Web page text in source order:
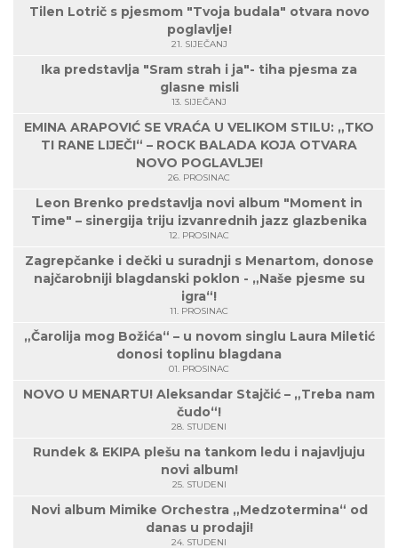
Tilen Lotrič s pjesmom "Tvoja budala" otvara novo
poglavlje!
21. SIJEČANJ
Ika predstavlja "Sram strah i ja"- tiha pjesma za
glasne misli
13. SIJEČANJ
EMINA ARAPOVIĆ SE VRAĆA U VELIKOM STILU: „TKO
TI RANE LIJEČI“ – ROCK BALADA KOJA OTVARA
NOVO POGLAVLJE!
26. PROSINAC
Leon Brenko predstavlja novi album "Moment in
Time" – sinergija triju izvanrednih jazz glazbenika
12. PROSINAC
Zagrepčanke i dečki u suradnji s Menartom, donose
najčarobniji blagdanski poklon - „Naše pjesme su
igra“!
11. PROSINAC
„Čarolija mog Božića“ – u novom singlu Laura Miletić
donosi toplinu blagdana
01. PROSINAC
NOVO U MENARTU! Aleksandar Stajčić – „Treba nam
čudo“!
28. STUDENI
Rundek & EKIPA plešu na tankom ledu i najavljuju
novi album!
25. STUDENI
Novi album Mimike Orchestra „Medzotermina“ od
danas u prodaji!
24. STUDENI